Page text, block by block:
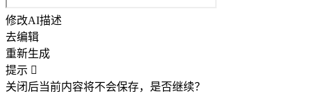
修改AI描述
去编辑
重新生成
提示 
关闭后当前内容将不会保存，是否继续？